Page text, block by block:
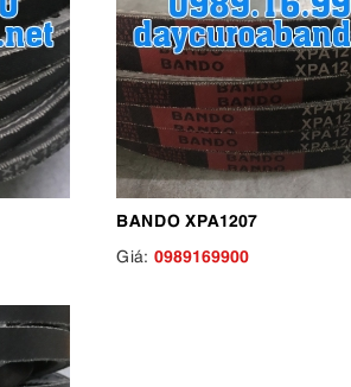
BANDO XPA1207
Giá: 0989169900